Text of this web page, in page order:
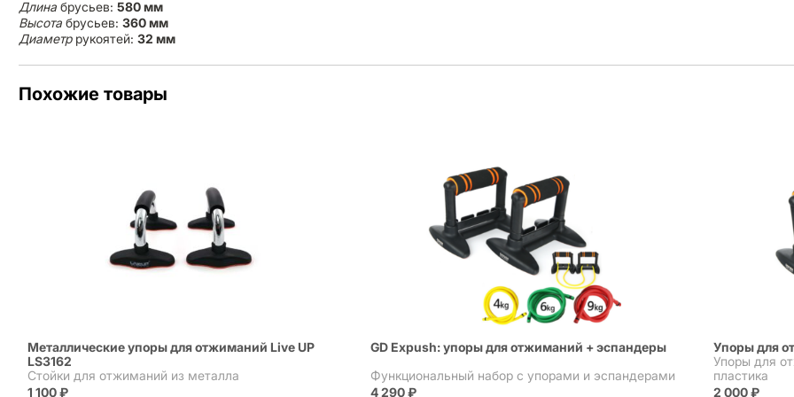
Длина брусьев:580 мм
Высота брусьев:360 мм
Диаметррукоятей:32 мм
Похожие товары
Металлические упоры для отжиманий Live UP
LS3162
Стойки для отжиманий из металла
1 100₽
GD Expush: упоры для отжиманий + эспандеры
Функциональный набор с упорами и эспандерами
4 290₽
Упоры для
Упоры для
пластика
2 000₽